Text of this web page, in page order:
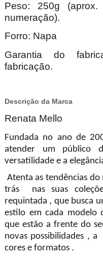
Peso: 250g
numeração).
Forro: Napa
Garantia do
fabricação.
Descrição da Marca
Renata Mello
Fundada no ano de
atender um público
versatilidade e a
Atenta as tendências
trás nas suas
requintada , que busca
estilo em cada modelo
que estão a frente do
novas possibilidades ,
cores e formatos .